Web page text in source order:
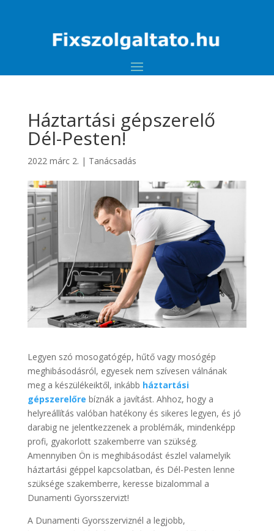
Háztartási gépszerelő
Dél-Pesten!
2022 márc 2. | Tanácsadás
Legyen szó mosogatógép, hűtő vagy mosógép
meghibásodásról, egyesek nem szívesen válnának
meg a készülékeiktől, inkább háztartási
gépszerelőre bíznák a javítást. Ahhoz, hogy a
helyreállítás valóban hatékony és sikeres legyen, és jó
darabig ne jelentkezzenek a problémák, mindenképp
profi, gyakorlott szakemberre van szükség.
Amennyiben Ön is meghibásodást észlel valamelyik
háztartási géppel kapcsolatban, és Dél-Pesten lenne
szüksége szakemberre, keresse bizalommal a
Dunamenti Gyorsszervizt!
A Dunamenti Gyorsszerviznél a legjobb,